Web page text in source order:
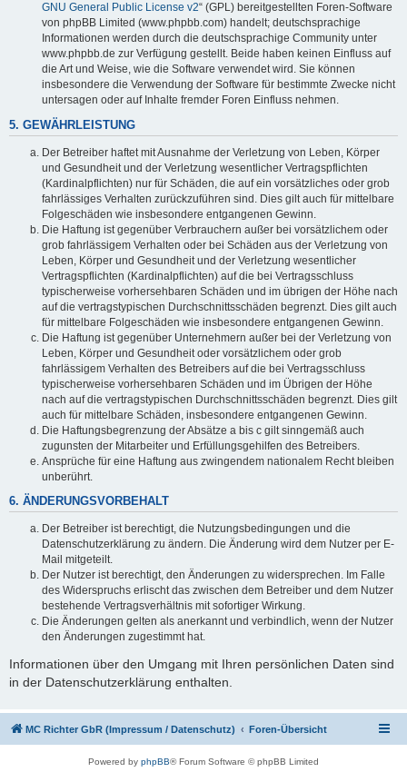
GNU General Public License v2“ (GPL) bereitgestellten Foren-Software
von phpBB Limited (www.phpbb.com) handelt; deutschsprachige
Informationen werden durch die deutschsprachige Community unter
www.phpbb.de zur Verfügung gestellt. Beide haben keinen Einfluss auf
die Art und Weise, wie die Software verwendet wird. Sie können
insbesondere die Verwendung der Software für bestimmte Zwecke nicht
untersagen oder auf Inhalte fremder Foren Einfluss nehmen.
5. GEWÄHRLEISTUNG
Der Betreiber haftet mit Ausnahme der Verletzung von Leben, Körper
und Gesundheit und der Verletzung wesentlicher Vertragspflichten
(Kardinalpflichten) nur für Schäden, die auf ein vorsätzliches oder grob
fahrlässiges Verhalten zurückzuführen sind. Dies gilt auch für mittelbare
Folgeschäden wie insbesondere entgangenen Gewinn.
Die Haftung ist gegenüber Verbrauchern außer bei vorsätzlichem oder
grob fahrlässigem Verhalten oder bei Schäden aus der Verletzung von
Leben, Körper und Gesundheit und der Verletzung wesentlicher
Vertragspflichten (Kardinalpflichten) auf die bei Vertragsschluss
typischerweise vorhersehbaren Schäden und im übrigen der Höhe nach
auf die vertragstypischen Durchschnittsschäden begrenzt. Dies gilt auch
für mittelbare Folgeschäden wie insbesondere entgangenen Gewinn.
Die Haftung ist gegenüber Unternehmern außer bei der Verletzung von
Leben, Körper und Gesundheit oder vorsätzlichem oder grob
fahrlässigem Verhalten des Betreibers auf die bei Vertragsschluss
typischerweise vorhersehbaren Schäden und im Übrigen der Höhe
nach auf die vertragstypischen Durchschnittsschäden begrenzt. Dies gilt
auch für mittelbare Schäden, insbesondere entgangenen Gewinn.
Die Haftungsbegrenzung der Absätze a bis c gilt sinngemäß auch
zugunsten der Mitarbeiter und Erfüllungsgehilfen des Betreibers.
Ansprüche für eine Haftung aus zwingendem nationalem Recht bleiben
unberührt.
6. ÄNDERUNGSVORBEHALT
Der Betreiber ist berechtigt, die Nutzungsbedingungen und die
Datenschutzerklärung zu ändern. Die Änderung wird dem Nutzer per E-
Mail mitgeteilt.
Der Nutzer ist berechtigt, den Änderungen zu widersprechen. Im Falle
des Widerspruchs erlischt das zwischen dem Betreiber und dem Nutzer
bestehende Vertragsverhältnis mit sofortiger Wirkung.
Die Änderungen gelten als anerkannt und verbindlich, wenn der Nutzer
den Änderungen zugestimmt hat.
Informationen über den Umgang mit Ihren persönlichen Daten sind
in der Datenschutzerklärung enthalten.
MC Richter GbR (Impressum / Datenschutz) Foren-Übersicht
Powered by phpBB® Forum Software © phpBB Limited